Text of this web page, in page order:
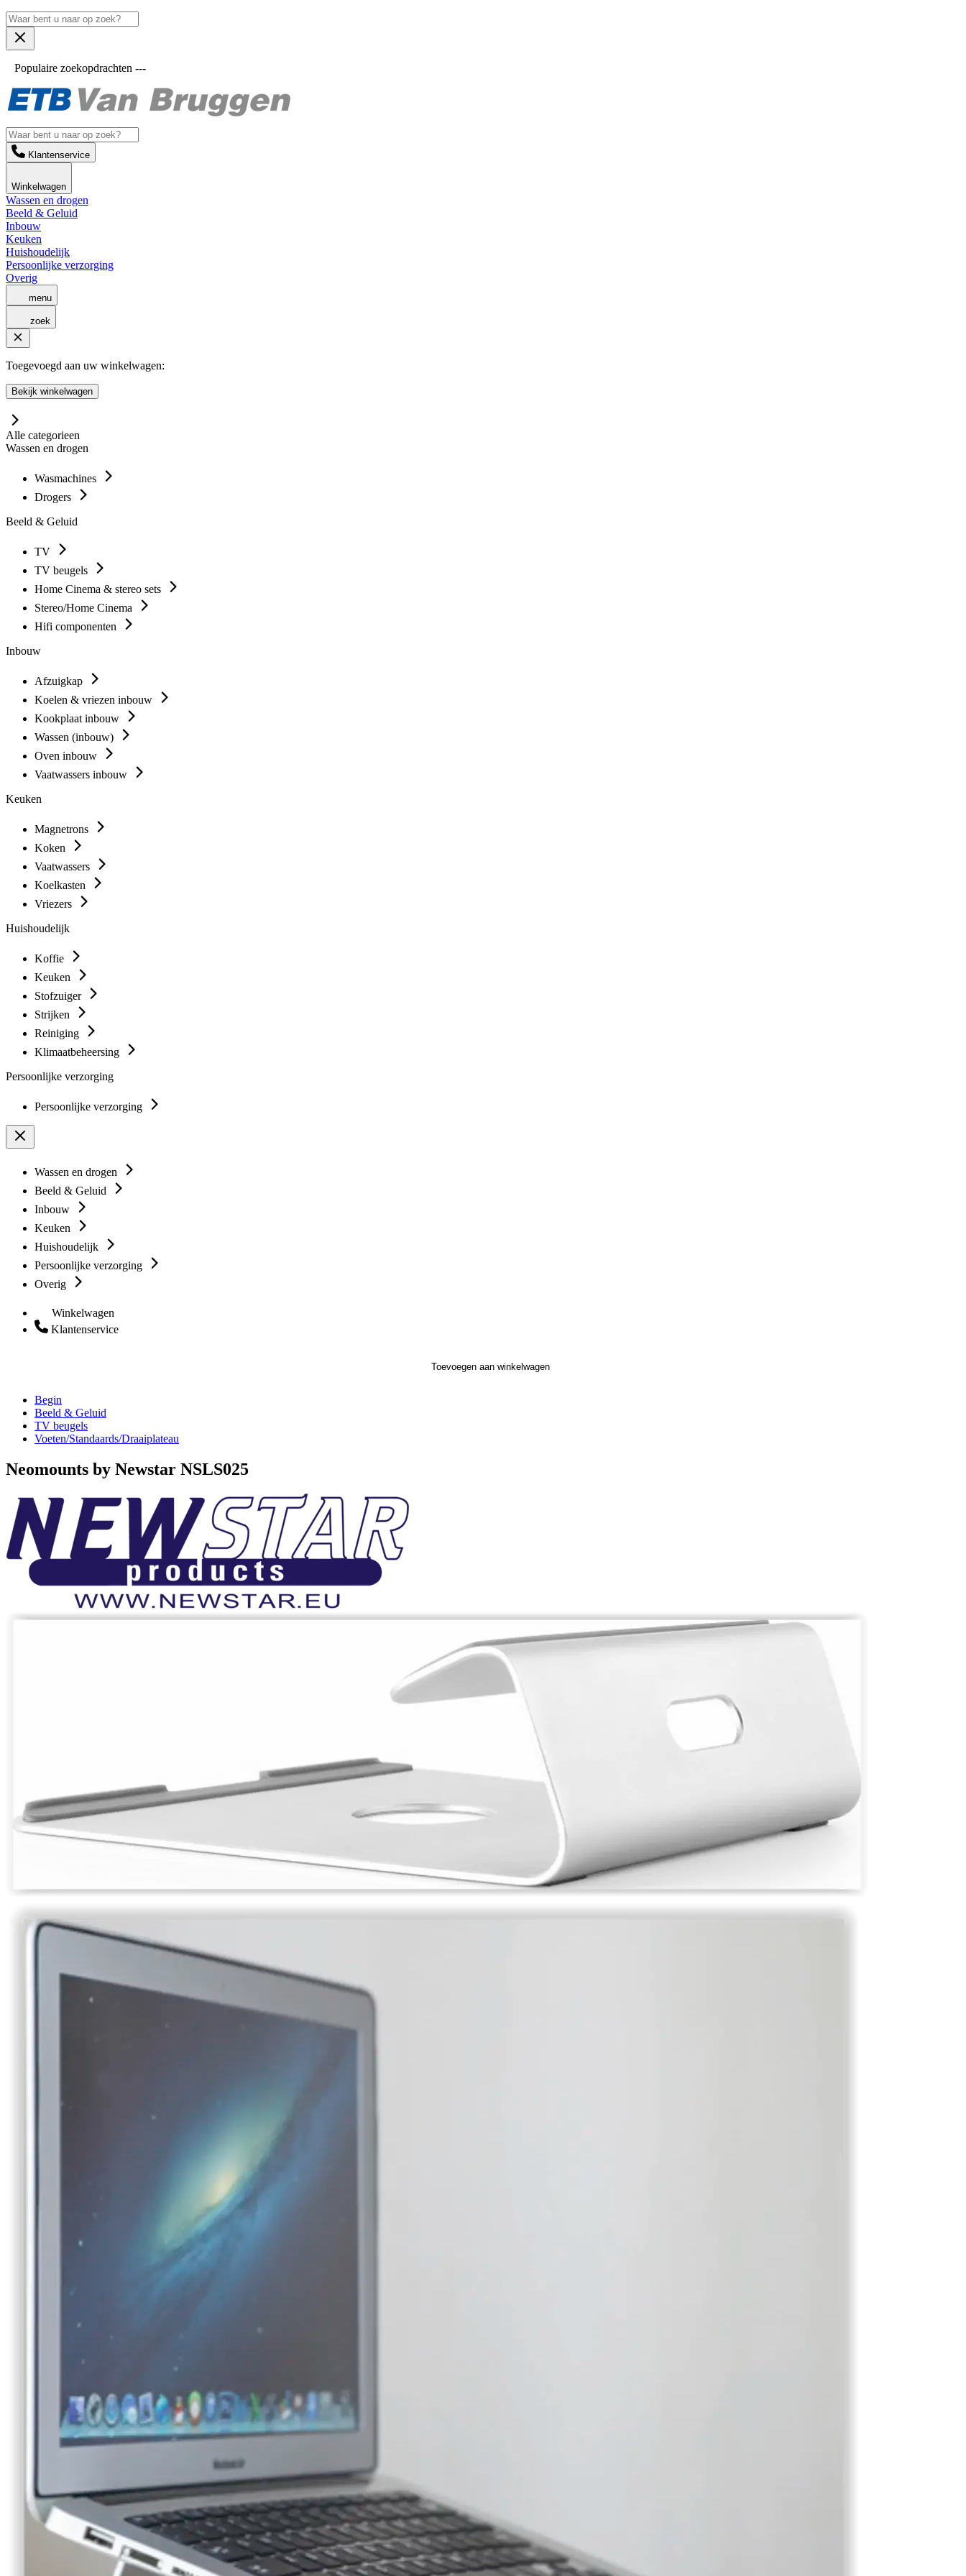
Populaire zoekopdrachten ---
Klantenservice
Winkelwagen
Wassen en drogen
Beeld & Geluid
Inbouw
Keuken
Huishoudelijk
Persoonlijke verzorging
Overig
menu
zoek
Toegevoegd aan uw winkelwagen:
Bekijk winkelwagen
Alle categorieen
Wassen en drogen
Wasmachines
Drogers
Beeld & Geluid
TV
TV beugels
Home Cinema & stereo sets
Stereo/Home Cinema
Hifi componenten
Inbouw
Afzuigkap
Koelen & vriezen inbouw
Kookplaat inbouw
Wassen (inbouw)
Oven inbouw
Vaatwassers inbouw
Keuken
Magnetrons
Koken
Vaatwassers
Koelkasten
Vriezers
Huishoudelijk
Koffie
Keuken
Stofzuiger
Strijken
Reiniging
Klimaatbeheersing
Persoonlijke verzorging
Persoonlijke verzorging
Wassen en drogen
Beeld & Geluid
Inbouw
Keuken
Huishoudelijk
Persoonlijke verzorging
Overig
Winkelwagen
Klantenservice
Toevoegen aan winkelwagen
Begin
Beeld & Geluid
TV beugels
Voeten/Standaards/Draaiplateau
Neomounts by Newstar NSLS025